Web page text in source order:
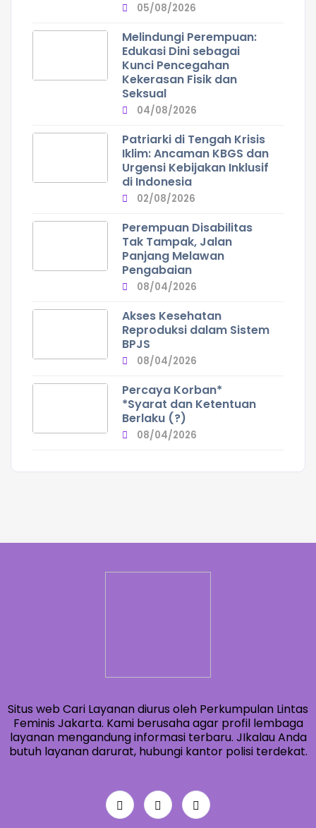
05/08/2026
Melindungi Perempuan:
Edukasi Dini sebagai
Kunci Pencegahan
Kekerasan Fisik dan
Seksual
04/08/2026
Patriarki di Tengah Krisis
Iklim: Ancaman KBGS dan
Urgensi Kebijakan Inklusif
di Indonesia
02/08/2026
Perempuan Disabilitas
Tak Tampak, Jalan
Panjang Melawan
Pengabaian
08/04/2026
Akses Kesehatan
Reproduksi dalam Sistem
BPJS
08/04/2026
Percaya Korban*
*Syarat dan Ketentuan
Berlaku (?)
08/04/2026
Situs web Cari Layanan diurus oleh Perkumpulan Lintas
Feminis Jakarta. Kami berusaha agar profil lembaga
layanan mengandung informasi terbaru. JIkalau Anda
butuh layanan darurat, hubungi kantor polisi terdekat.